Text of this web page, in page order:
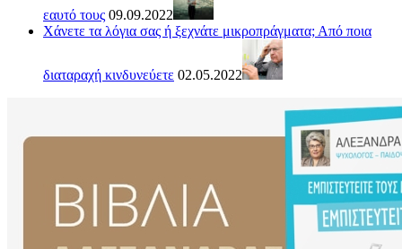
εαυτό τους 09.09.2022
Χάνετε τα λόγια σας ή ξεχνάτε μικροπράγματα; Από ποια
διαταραχή κινδυνεύετε 02.05.2022